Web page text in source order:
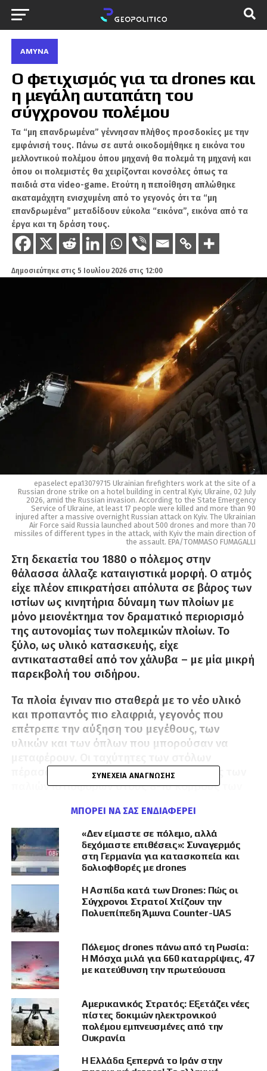
ΆΜΥΝΑ
Ο φετιχισμός για τα drones και
η μεγάλη αυταπάτη του
σύγχρονου πολέμου
Τα “μη επανδρωμένα” γέννησαν πλήθος προσδοκίες με την
εμφάνισή τους. Πάνω σε αυτά οικοδομήθηκε η εικόνα του
μελλοντικού πολέμου όπου μηχανή θα πολεμά τη μηχανή και
όπου οι πολεμιστές θα χειρίζονται κονσόλες όπως τα
παιδιά στα video-game. Ετούτη η πεποίθηση απλώθηκε
ακαταμάχητη ενισχυμένη από το γεγονός ότι τα “μη
επανδρωμένα” μεταδίδουν εύκολα “εικόνα”, εικόνα από τα
έργα και τη δράση τους.
Δημοσιεύτηκε στις 5 Ιουλίου 2026 στις 12:00
epaselect epa13079715 Ukrainian firefighters work at the site of a
Russian drone strike on a hotel building in central Kyiv, Ukraine, 02 July
2026, amid the Russian invasion. According to the State Emergency
Service of Ukraine, at least 17 people were killed and more than 90
injured after a massive overnight Russian attack on Kyiv. The Ukrainian
Air Force said Russia launched about 500 drones and more than 70
missiles of different types in the attack, with Kyiv the main direction of
the assault. EPA/TOMMASO FUMAGALLI
Στη δεκαετία του 1880 ο πόλεμος στην
θάλασσα άλλαζε καταιγιστικά μορφή. Ο ατμός
είχε πλέον επικρατήσει απόλυτα σε βάρος των
ιστίων ως κινητήρια δύναμη των πλοίων με
μόνο μειονέκτημα τον δραματικό περιορισμό
της αυτονομίας των πολεμικών πλοίων. Το
ξύλο, ως υλικό κατασκευής, είχε
αντικατασταθεί από τον χάλυβα – με μία μικρή
παρεκβολή του σιδήρου.
Τα πλοία έγιναν πιο σταθερά με το νέο υλικό
και προπαντός πιο ελαφριά, γεγονός που
επέτρεπε την αύξηση του μεγέθους, των
υλικών και των όπλων που μπορούσαν να
πέρασαν γρήγορα από τους 6-7 κόμβους των
παλιών ιστιοφόρων στους 8-10 κόμβους των
εμφυλίου) και, αμέσως μετά, στους 16-18
κόμβους, ταχύτητα ικανοποιητική ως τις
παραμονές του πρώτου παγκόσμιου πολέμου.
Τα πυροβόλα ακολούθησαν την εξέλιξη. Το
μέγεθος και το βάρος τους περιόρισε τους
αριθμούς τους, η ισχύς όμως του ατμού
επέτρεψε την εγκατάστασή τους σε
περιστρεφόμενους πύργους, επιτρέποντας
βολές προς κάθε κατεύθυνση. Το εκτόπισμα
από τους 2-3.000 τόνους των ιστιοφόρων
πλοίων γραμμής πέρασε στις 4-5.000 τον
καιρό του Αμερικανικού Εμφυλίου και του
Σουέζ και αμέσως μετά πέρασε το όριο των
10.000 τόνων. Στα 1900 τα βασικά πλοία των
μεγάλων στόλων είχαν ήδη εκτόπισμα 16-
ΣΥΝΈΧΕΙΑ ΑΝΆΓΝΩΣΗΣ
ΜΠΟΡΕΊ ΝΑ ΣΑΣ ΕΝΔΙΑΦΈΡΕΙ
«Δεν είμαστε σε πόλεμο, αλλά
δεχόμαστε επιθέσεις»: Συναγερμός
στη Γερμανία για κατασκοπεία και
δολιοφθορές με drones
Η Ασπίδα κατά των Drones: Πώς οι
Σύγχρονοι Στρατοί Χτίζουν την
Πολυεπίπεδη Άμυνα Counter-UAS
Πόλεμος drones πάνω από τη Ρωσία:
Η Μόσχα μιλά για 660 καταρρίψεις, 47
με κατεύθυνση την πρωτεύουσα
Αμερικανικός Στρατός: Εξετάζει νέες
πίστες δοκιμών ηλεκτρονικού
πολέμου εμπνευσμένες από την
Ουκρανία
Η Ελλάδα ξεπερνά το Ιράν στην